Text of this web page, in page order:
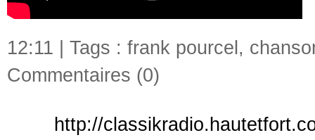
12:11 | Tags : frank pourcel ,
Commentaires (0)
http://